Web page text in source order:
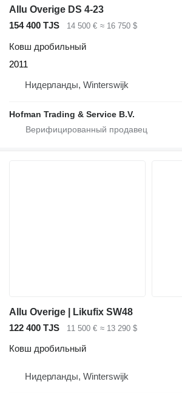
Allu Overige DS 4-23
154 400 TJS
14 500 € ≈ 16 750 $
Ковш дробильный
2011
Нидерланды, Winterswijk
Hofman Trading & Service B.V.
Allu Overige | Likufix SW48
122 400 TJS
11 500 € ≈ 13 290 $
Ковш дробильный
Нидерланды, Winterswijk